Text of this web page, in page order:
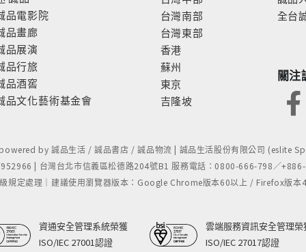
品電影院
品畫廊
品展演
品行旅
品酒窖
品文化藝術基金會
台灣南部
台灣東部
香港
蘇州
東京
吉隆坡
全台
關注
by 誠品生活 / 誠品書店 / 誠品物流 | 誠品生活股份有限公司 (eslite
| 台灣台北市信義區松德路204號B1 服務電話：0800-666-798／
規定處理｜建議使用瀏覽器版本：Google Chrome版本60以上 / Firefox版
資通安全管理系統榮獲
ISO/IEC 27001認證
雲端服務資訊安全管理榮
ISO/IEC 27017認證